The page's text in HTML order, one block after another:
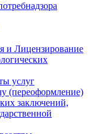
и Лицензирование
услуг
(переоформление)
заключений,